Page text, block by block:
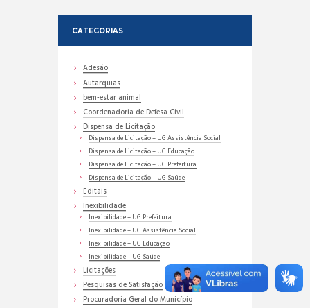
CATEGORIAS
Adesão
Autarquias
bem-estar animal
Coordenadoria de Defesa Civil
Dispensa de Licitação
Dispensa de Licitação – UG Assistência Social
Dispensa de Licitação – UG Educação
Dispensa de Licitação – UG Prefeitura
Dispensa de Licitação – UG Saúde
Editais
Inexibilidade
Inexibilidade – UG Prefeitura
Inexibilidade – UG Assistência Social
Inexibilidade – UG Educação
Inexibilidade – UG Saúde
Licitações
Pesquisas de Satisfação
Procuradoria Geral do Município